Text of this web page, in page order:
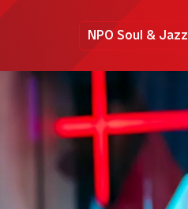
NPO Soul & Jazz